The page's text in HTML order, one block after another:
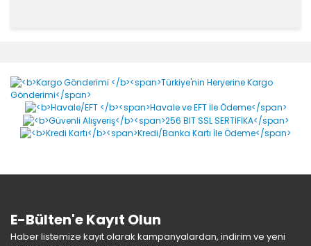
Yorum Yaz
Ürün resmi kalitesiz, bozuk veya görüntülenemiyor.
Ürün açıklamasında eksik bilgiler bulunuyor.
Ürün bilgilerinde hatalar bulunuyor.
E-Bülten'e Kayıt Olun
Haber listemize kayıt olarak kampanyalardan, indirim ve yeni